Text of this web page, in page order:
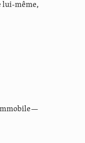
lui-même,